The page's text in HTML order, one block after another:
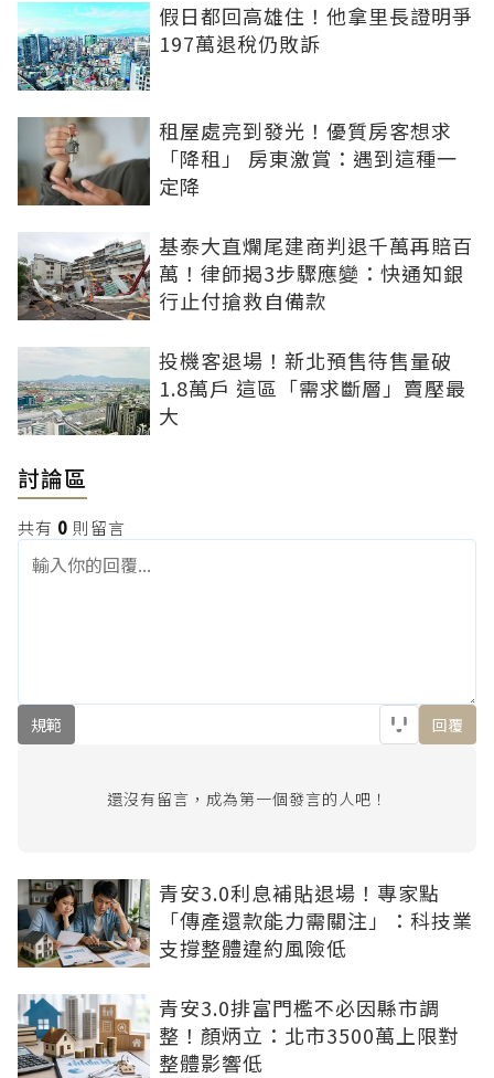
假日都回高雄住！他拿里長證明爭
197萬退稅仍敗訴
租屋處亮到發光！優質房客想求
「降租」 房東激賞：遇到這種一
定降
基泰大直爛尾建商判退千萬再賠百
萬！律師揭3步驟應變：快通知銀
行止付搶救自備款
投機客退場！新北預售待售量破
1.8萬戶 這區「需求斷層」賣壓最
大
討論區
共有 0 則留言
規範 回覆
還沒有留言，成為第一個發言的人吧！
青安3.0利息補貼退場！專家點
「傳產還款能力需關注」：科技業
支撐整體違約風險低
青安3.0排富門檻不必因縣市調
整！顏炳立：北市3500萬上限對
整體影響低